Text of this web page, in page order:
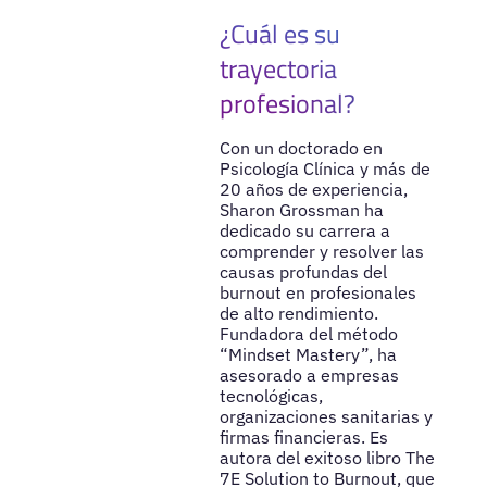
¿Cuál es su
trayectoria
profesional?
Con un doctorado en
Psicología Clínica y más de
20 años de experiencia,
Sharon Grossman ha
dedicado su carrera a
comprender y resolver las
causas profundas del
burnout en profesionales
de alto rendimiento.
Fundadora del método
“Mindset Mastery”, ha
asesorado a empresas
tecnológicas,
organizaciones sanitarias y
firmas financieras. Es
autora del exitoso libro The
7E Solution to Burnout, que